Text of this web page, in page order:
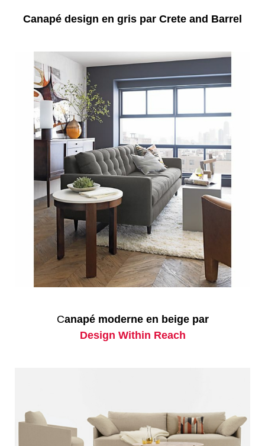
Canapé design en gris par Crete and Barrel
Canapé moderne en beige par
Design Within Reach